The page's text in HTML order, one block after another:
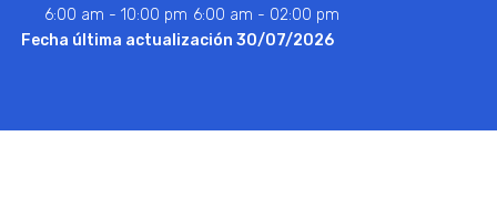
6:00 am - 10:00 pm 6:00 am - 02:00 pm
Fecha última actualización 30/07/2026